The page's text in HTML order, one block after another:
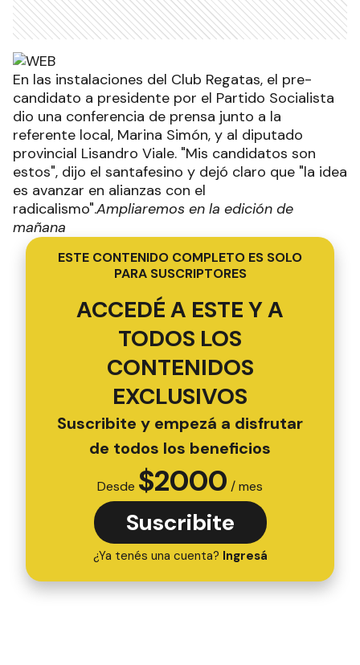
En las instalaciones del Club Regatas, el pre-
candidato a presidente por el Partido Socialista
dio una conferencia de prensa junto a la
referente local, Marina Simón, y al diputado
provincial Lisandro Viale. "Mis candidatos son
estos", dijo el santafesino y dejó claro que "la idea
es avanzar en alianzas con el
radicalismo".Ampliaremos en la edición de
mañana
ESTE CONTENIDO COMPLETO ES SOLO
PARA SUSCRIPTORES
ACCEDÉ A ESTE Y A
TODOS LOS
CONTENIDOS
EXCLUSIVOS
Suscribite y empezá a disfrutar
de todos los beneficios
Desde $2000 / mes
Suscribite
¿Ya tenés una cuenta? Ingresá